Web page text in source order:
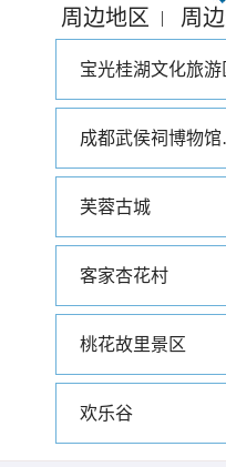
周边地区 | 周
宝光桂湖文化旅游
成
芙蓉古城
客家杏花村
桃花故里景区
欢乐谷